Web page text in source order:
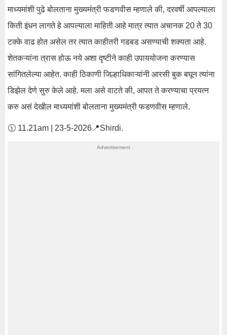
माध्यमांशी पुढे बोलताना मुख्यमंत्री फडणवीस म्हणाले की, दरवर्षी आपल्याला
किती इंधन लागते हे आपल्याला माहिती आहे मात्र त्यात अचानक 20 ते 30
टक्के वाढ होत असेल तर त्यात काहीतरी गडबड असण्याची शक्यता आहे.
शेतकऱ्यांना त्रास होऊ नये अशा दृष्टीने काही उपाययोजना करण्यास
सांगितलेल्या आहेत. काही ठिकाणी जिल्हाधिकाऱ्यांनी आरसी बुक बघून त्यांना
डिझेल देणे सुरु केले आहे. मला असे वाटते की, आपत ते करण्याचा प्रयत्न
करु असं देखील माध्यमांशी बोलताना मुख्यमंत्री फडणवीस म्हणाले.
🕦 11.21am | 23-5-2026📍Shirdi.